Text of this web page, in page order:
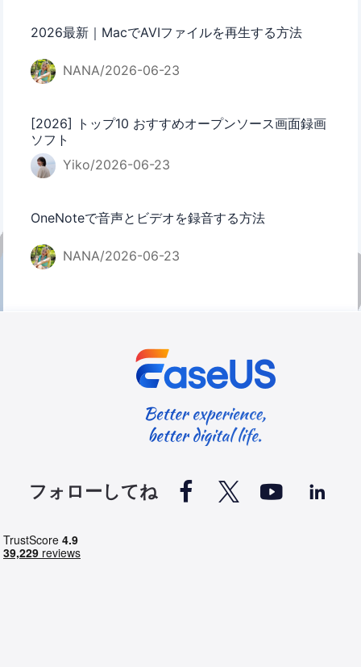
2026最新｜MacでAVIファイルを再生する方法
NANA/2026-06-23
[2026] トップ10 おすすめオープンソース画面録画
ソフト
Yiko/2026-06-23
OneNoteで音声とビデオを録音する方法
NANA/2026-06-23
フォローしてね    